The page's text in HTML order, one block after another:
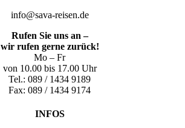
info@sava-reisen.de
Rufen Sie uns an –
wir rufen gerne zurück!
Mo – Fr
von 10.00 bis 17.00 Uhr
Tel.: 089 / 1434 9189
Fax: 089 / 1434 9174
INFOS